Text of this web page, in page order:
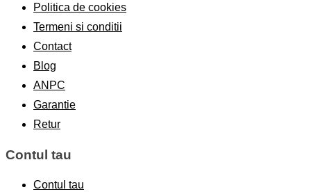
Politica de cookies
Termeni si conditii
Contact
Blog
ANPC
Garantie
Retur
Contul tau
Contul tau